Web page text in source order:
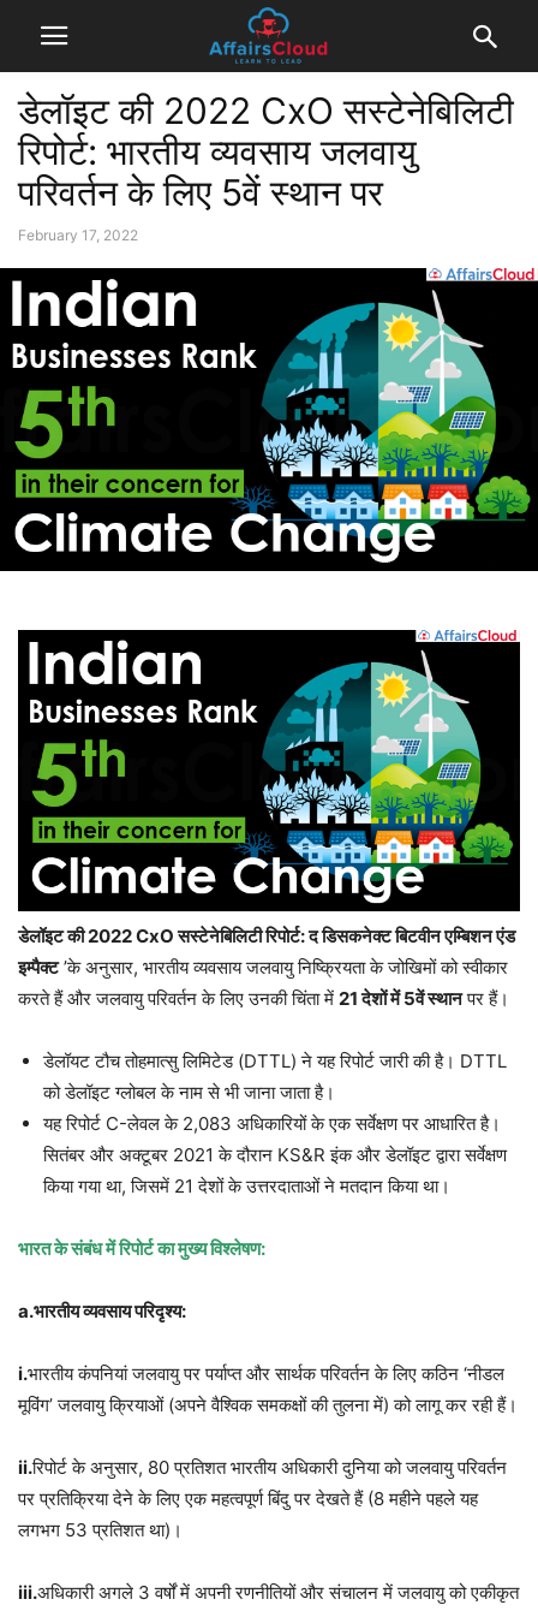
डेलॉइट की 2022 CxO सस्टेनेबिलिटी
रिपोर्ट: भारतीय व्यवसाय जलवायु
परिवर्तन के लिए 5वें स्थान पर
February 17, 2022
डेलॉइट की 2022 CxO सस्टेनेबिलिटी रिपोर्ट: द डिसकनेक्ट बिटवीन एम्बिशन एंड
इम्पैक्ट’के अनुसार, भारतीय व्यवसाय जलवायु निष्क्रियता के जोखिमों को स्वीकार
करते हैं और जलवायु परिवर्तन के लिए उनकी चिंता में 21 देशों में 5वें स्थानपर हैं।
डेलॉयट टौच तोहमात्सु लिमिटेड (DTTL) ने यह रिपोर्ट जारी की है। DTTL
को डेलॉइट ग्लोबल के नाम से भी जाना जाता है।
यह रिपोर्ट C-लेवल के 2,083 अधिकारियों के एक सर्वेक्षण पर आधारित है।
सितंबर और अक्टूबर 2021 के दौरान KS&R इंक और डेलॉइट द्वारा सर्वेक्षण
किया गया था, जिसमें 21 देशों के उत्तरदाताओं ने मतदान किया था।
भारत के संबंध में रिपोर्ट का मुख्य विश्लेषण:
a.भारतीय व्यवसाय परिदृश्य:
i.भारतीय कंपनियां जलवायु पर पर्याप्त और सार्थक परिवर्तन के लिए कठिन ‘नीडल
मूविंग’ जलवायु क्रियाओं (अपने वैश्विक समकक्षों की तुलना में) को लागू कर रही हैं।
ii.रिपोर्ट के अनुसार, 80 प्रतिशत भारतीय अधिकारी दुनिया को जलवायु परिवर्तन
पर प्रतिक्रिया देने के लिए एक महत्वपूर्ण बिंदु पर देखते हैं (8 महीने पहले यह
लगभग 53 प्रतिशत था)।
iii.अधिकारी अगले 3 वर्षों में अपनी रणनीतियों और संचालन में जलवायु को एकीकृत